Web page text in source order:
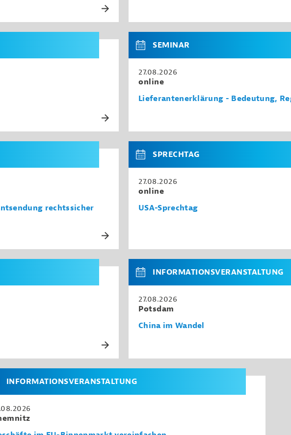
SEMINAR
27.08.2026
online
Lieferantenerklärung - Bedeutung,
rechtssicher
SPRECHTAG
27.08.2026
online
USA-Sprechtag
INFORMATIONSVERANSTALTUNG
27.08.2026
Potsdam
China im Wandel
INFORMATIONSVERANSTALTUNG